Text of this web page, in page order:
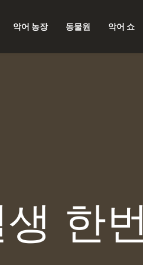
악어 농장 동물원 악어 쇼
한번